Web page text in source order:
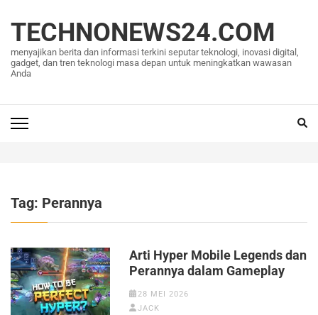
konten
(Tekan
Enter)
TECHNONEWS24.COM
menyajikan berita dan informasi terkini seputar teknologi, inovasi digital,
gadget, dan tren teknologi masa depan untuk meningkatkan wawasan
Anda
Tag: Perannya
Arti Hyper Mobile Legends dan
Perannya dalam Gameplay
28 MEI 2026
JACK